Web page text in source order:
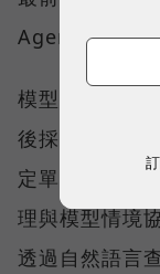
Agent。
模型的選擇權
後採用哪一個
定單一 AI 供
理與模型情境
透過自然語言